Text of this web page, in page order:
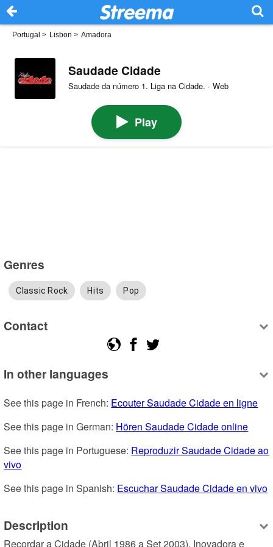
Portugal > Lisbon > Amadora
Saudade Cidade
Saudade da número 1. Liga na Cidade. · Web
Play
Genres
Classic Rock Hits Pop
Contact
In other languages
See this page in French: Ecouter Saudade Cidade en ligne
See this page in German: Hören Saudade Cidade online
See this page in Portuguese: Reproduzir Saudade Cidade ao
vivo
See this page in Spanish: Escuchar Saudade Cidade en vivo
Description
Recordar a Cidade (Abril 1986 a Set 2003). Inovadora e